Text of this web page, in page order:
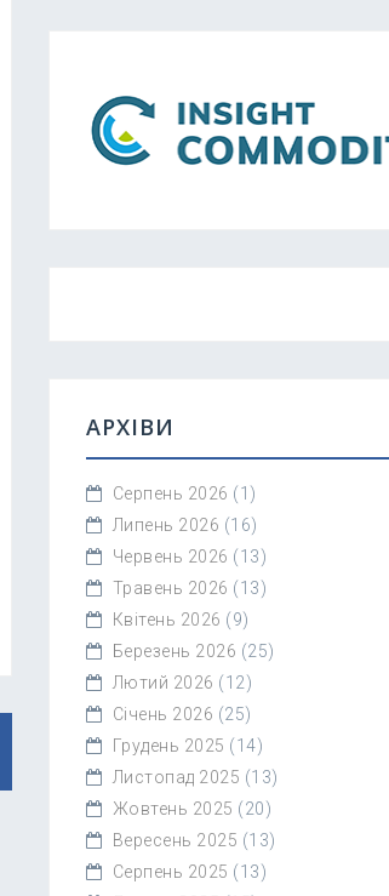
АРХІВИ
Серпень 2026 (1)
Липень 2026 (16)
Червень 2026 (13)
Травень 2026 (13)
Квітень 2026 (9)
Березень 2026 (25)
Лютий 2026 (12)
Січень 2026 (25)
Грудень 2025 (14)
Листопад 2025 (13)
Жовтень 2025 (20)
Вересень 2025 (13)
Серпень 2025 (13)